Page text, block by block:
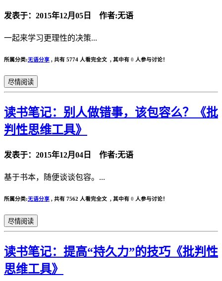
发表于：2015年12月05日 作者:无语
一起来学习更理性的决策...
所属分类:无语分享 , 共有 5774 人看完全文 , 其中有 0 人参与讨论！
尽情阅读
读书笔记：别人做错事，该包容么？《批
判性思维工具》
发表于：2015年12月04日 作者:无语
基于书本，随便谈谈包容。...
所属分类:无语分享 , 共有 7562 人看完全文 , 其中有 0 人参与讨论！
尽情阅读
读书笔记：提高“持久力”的技巧《批判性
思维工具》